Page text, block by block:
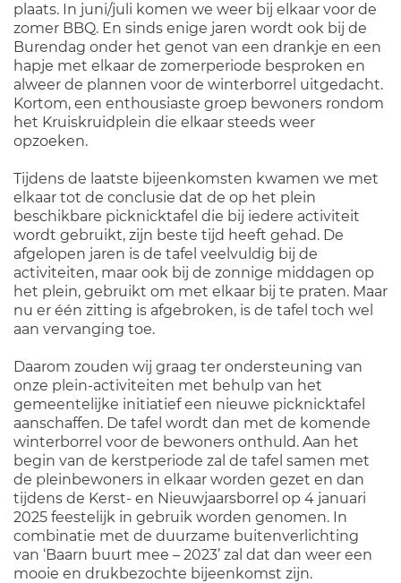
plaats. In juni/juli komen we weer bij elkaar voor de
zomer BBQ. En sinds enige jaren wordt ook bij de
Burendag onder het genot van een drankje en een
hapje met elkaar de zomerperiode besproken en
alweer de plannen voor de winterborrel uitgedacht.
Kortom, een enthousiaste groep bewoners rondom
het Kruiskruidplein die elkaar steeds weer
opzoeken.
Tijdens de laatste bijeenkomsten kwamen we met
elkaar tot de conclusie dat de op het plein
beschikbare picknicktafel die bij iedere activiteit
wordt gebruikt, zijn beste tijd heeft gehad. De
afgelopen jaren is de tafel veelvuldig bij de
activiteiten, maar ook bij de zonnige middagen op
het plein, gebruikt om met elkaar bij te praten. Maar
nu er één zitting is afgebroken, is de tafel toch wel
aan vervanging toe.
Daarom zouden wij graag ter ondersteuning van
onze plein-activiteiten met behulp van het
gemeentelijke initiatief een nieuwe picknicktafel
aanschaffen. De tafel wordt dan met de komende
winterborrel voor de bewoners onthuld. Aan het
begin van de kerstperiode zal de tafel samen met
de pleinbewoners in elkaar worden gezet en dan
tijdens de Kerst- en Nieuwjaarsborrel op 4 januari
2025 feestelijk in gebruik worden genomen. In
combinatie met de duurzame buitenverlichting
van ‘Baarn buurt mee – 2023’ zal dat dan weer een
mooie en drukbezochte bijeenkomst zijn.